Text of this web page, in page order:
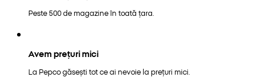
Peste 500 de magazine în toată țara.
Avem prețuri mici
La Pepco găsești tot ce ai nevoie la prețuri mici.